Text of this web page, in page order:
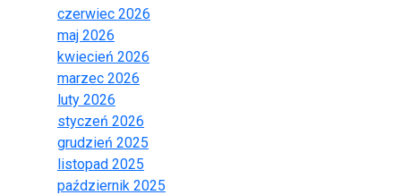
czerwiec 2026
maj 2026
kwiecień 2026
marzec 2026
luty 2026
styczeń 2026
grudzień 2025
listopad 2025
październik 2025